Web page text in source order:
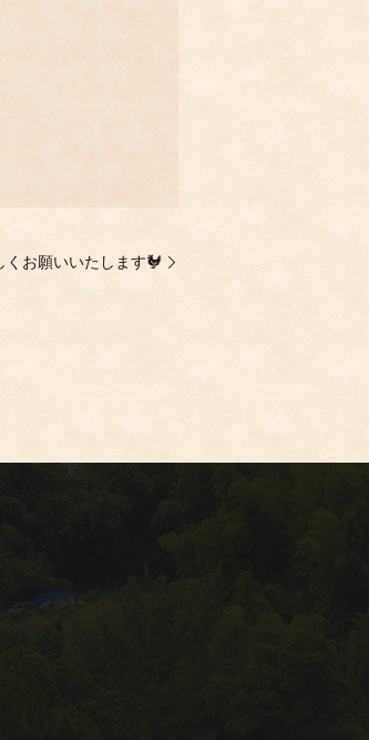
くお願いいたします🐓